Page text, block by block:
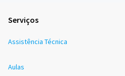
Serviços
Assistência Técnica
Aulas